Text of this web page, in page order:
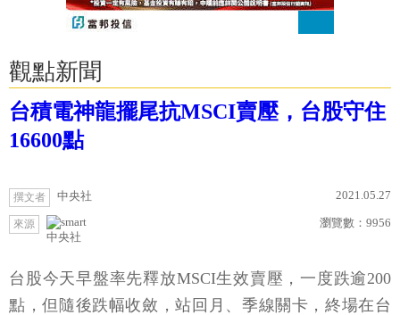
觀點新聞
台積電神龍擺尾抗MSCI賣壓，台股守住
16600點
撰文者 中央社 2021.05.27
來源
中央社
瀏覽數： 9956
台股今天早盤率先釋放MSCI生效賣壓，一度跌逾200
點，但隨後跌幅收斂，站回月、季線關卡，終場在台